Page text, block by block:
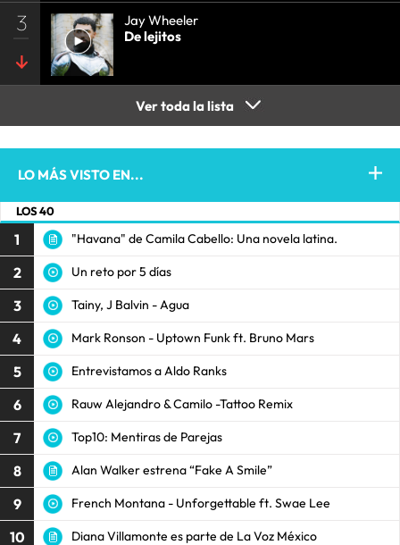
3
Jay Wheeler
De lejitos
Ver toda la lista
LO MÁS VISTO EN...
LOS 40
1 "Havana" de Camila Cabello: Una novela latina.
2 Un reto por 5 días
3 Tainy, J Balvin - Agua
4 Mark Ronson - Uptown Funk ft. Bruno Mars
5 Entrevistamos a Aldo Ranks
6 Rauw Alejandro & Camilo -Tattoo Remix
7 Top10: Mentiras de Parejas
8 Alan Walker estrena “Fake A Smile”
9 French Montana - Unforgettable ft. Swae Lee
10 Diana Villamonte es parte de La Voz México